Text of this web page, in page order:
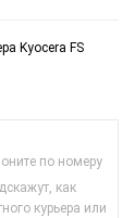
Kyocera FS
по номеру
как
курьера или